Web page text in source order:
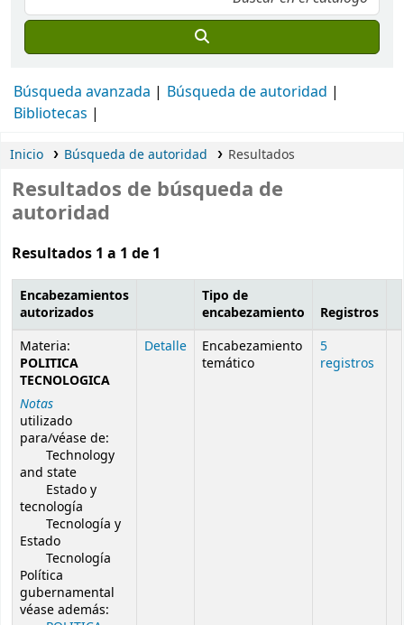
Búsqueda avanzada
Búsqueda de autoridad
Bibliotecas
Inicio Búsqueda de autoridad Resultados
Resultados de búsqueda de
autoridad
Resultados 1 a 1 de 1
Resultados de búsqueda de autoridad
Encabezamientos
autorizados
Tipo de
encabezamiento
Registros
Materia:
POLITICA
TECNOLOGICA
Notas
utilizado
para/véase de:
Technology
and state
Estado y
tecnología
Tecnología y
Estado
Tecnología
Política
gubernamental
véase además:
Detalle
Encabezamiento
temático
5
registros